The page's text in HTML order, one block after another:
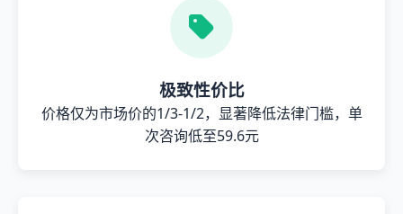
极致性价比
价格仅为市场价的1/3-1/2，显著降低法律门槛，单
次咨询低至59.6元